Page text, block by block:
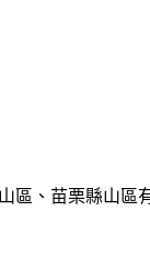
、苗栗縣山